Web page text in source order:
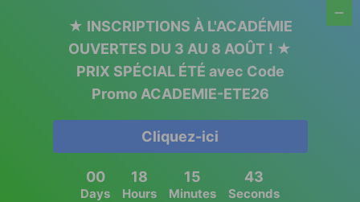
★ INSCRIPTIONS À L'ACADÉMIE
OUVERTES DU 3 AU 8 AOÛT ! ★
PRIX SPÉCIAL ÉTÉ avec Code
Promo ACADEMIE-ETE26
Cliquez-ici
00
Days
18
Hours
15
Minutes
42
Seconds